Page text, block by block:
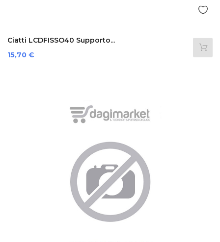
Ciatti LCDFISSO40 Supporto...
Prezzo
15,70 €